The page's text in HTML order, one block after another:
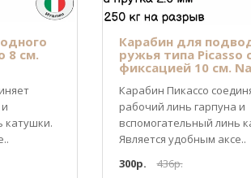
8 см.
катушки.
Карабин для
ружья типа Picasso
фиксацией 10 см.
Карабин Пикассо
рабочий линь гарпуна и
вспомогательный линь
Является удобным аксе..
300р.
436р.